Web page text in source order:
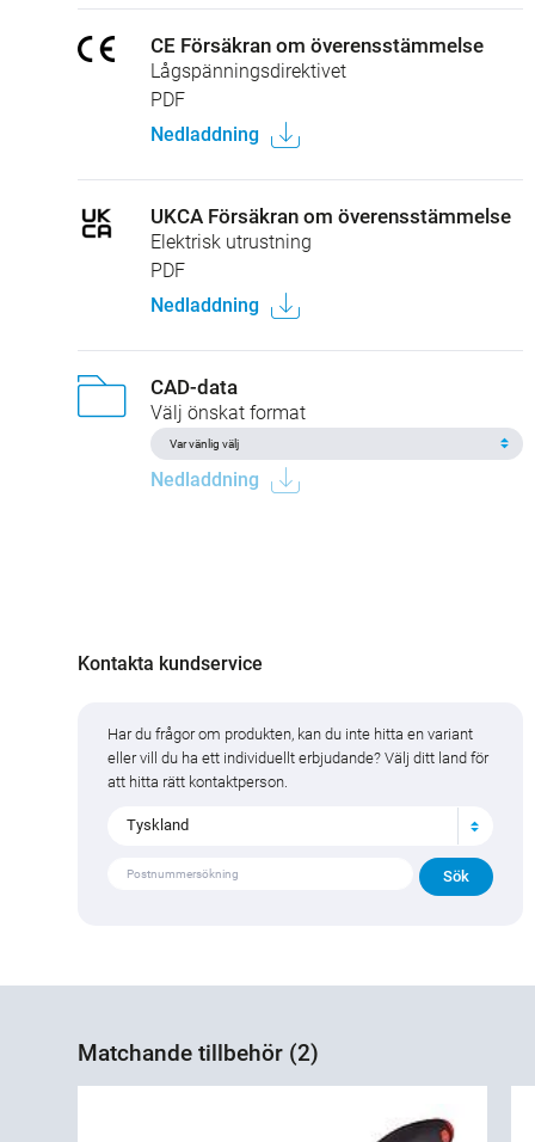
CE Försäkran om överensstämmelse
Lågspänningsdirektivet
PDF
Nedladdning
UKCA Försäkran om överensstämmelse
Elektrisk utrustning
PDF
Nedladdning
CAD-data
Välj önskat format
Nedladdning
Kontakta kundservice
Har du frågor om produkten, kan du inte hitta en variant
eller vill du ha ett individuellt erbjudande? Välj ditt land för
att hitta rätt kontaktperson.
Tyskland
Matchande tillbehör (2)